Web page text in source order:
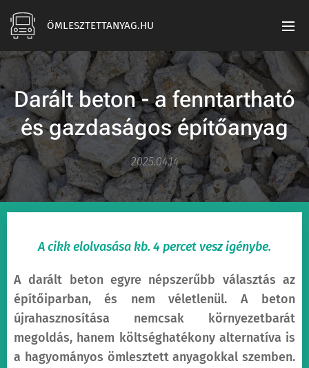
ÖMLESZTETTANYAG.HU
Darált beton - a fenntartható
és gazdaságos építőanyag
2025.04.14
A cikk elolvasása kb. 4 percet vesz igénybe.
A darált beton egyre népszerűbb választás az
építőiparban, és nem véletlenül. A beton
újrahasznosítása nemcsak környezetbarát
megoldás, hanem költséghatékony alternatíva is
a hagyományos ömlesztett anyagokkal szemben.